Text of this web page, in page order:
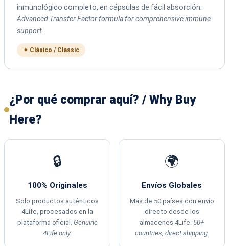
inmunológico completo, en cápsulas de fácil absorción.
Advanced Transfer Factor formula for comprehensive immune
support.
✦ Clásico / Classic
¿Por qué comprar aquí? / Why Buy
Here?
🔒
100% Originales
Solo productos auténticos
4Life, procesados en la
plataforma oficial. Genuine
4Life only.
🌍
Envíos Globales
Más de 50 países con envío
directo desde los
almacenes 4Life. 50+
countries, direct shipping.